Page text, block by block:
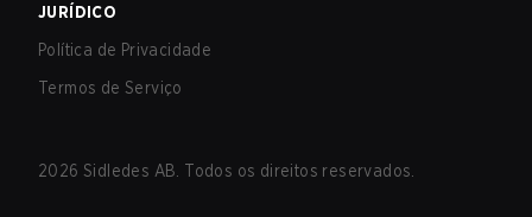
JURÍDICO
Política de Privacidade
Termos de Serviço
2026 Sidledes AB. Todos os direitos reservados.